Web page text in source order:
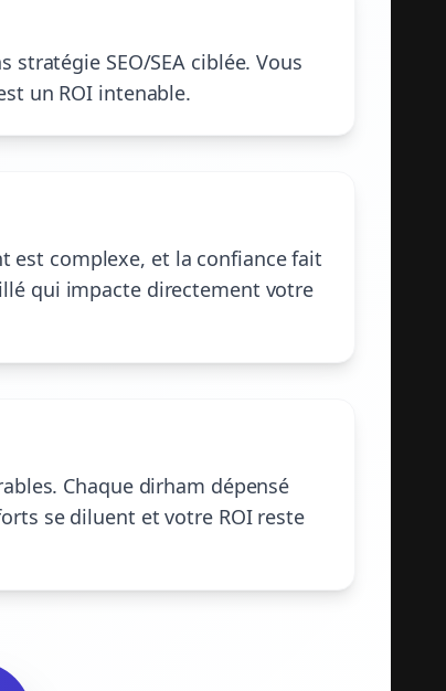
SEO/SEA ciblée. Vous
un ROI intenable.
est complexe, et la confiance fait
qui impacte directement votre
Chaque dirham dépensé
se diluent et votre ROI reste